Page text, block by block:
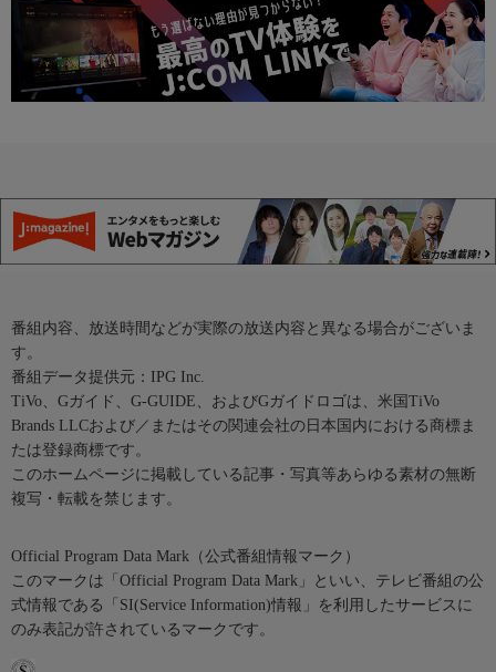
番組内容、放送時間などが実際の放送内容と異なる場合がございま
す。
番組データ提供元：IPG Inc.
TiVo、Gガイド、G-GUIDE、およびGガイドロゴは、米国TiVo
Brands LLCおよび／またはその関連会社の日本国内における商標ま
たは登録商標です。
このホームページに掲載している記事・写真等あらゆる素材の無断
複写・転載を禁じます。
Official Program Data Mark（公式番組情報マーク）
このマークは「Official Program Data Mark」といい、テレビ番組の公
式情報である「SI(Service Information)情報」を利用したサービスに
のみ表記が許されているマークです。